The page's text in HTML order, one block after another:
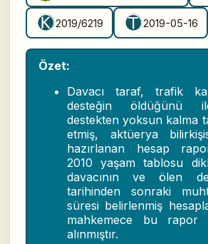
2019/6219 2019-05-16
Özet:
Davacı taraf, trafik
desteğin öldüğünü
destekten yoksun kalma
etmiş, aktüerya
hazırlanan hesap
2010 yaşam tablosu
davacının ve ölen
tarihinden sonraki
süresi belirlenmiş
mahkemece bu rapor
alınmıştır.